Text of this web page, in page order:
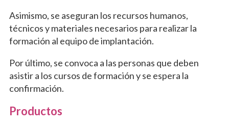
Asimismo, se aseguran los recursos humanos,
técnicos y materiales necesarios para realizar la
formación al equipo de implantación.
Por último, se convoca a las personas que deben
asistir a los cursos de formación y se espera la
confirmación.
Productos